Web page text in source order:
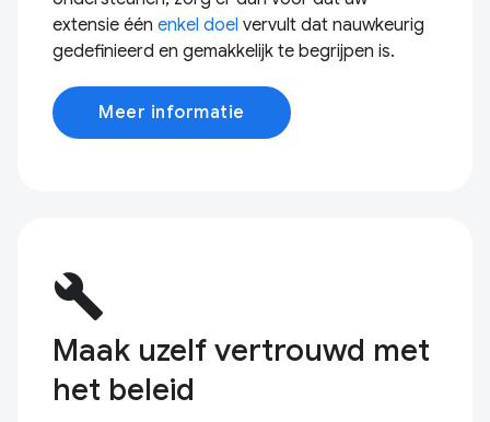
extensie één enkel doel vervult dat nauwkeurig
gedefinieerd en gemakkelijk te begrijpen is.
Meer informatie
build
Maak uzelf vertrouwd met
het beleid